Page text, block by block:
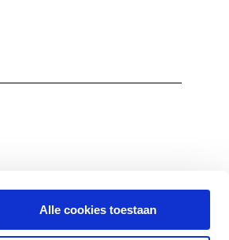
Alle cookies toestaan